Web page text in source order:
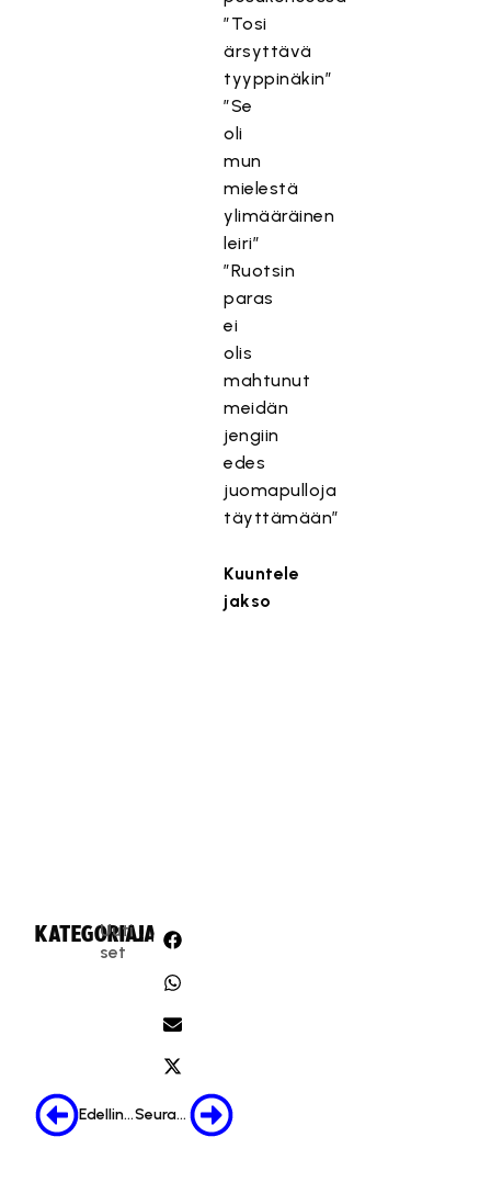
”Tosi
ärsyttävä
tyyppinäkin”
”Se
oli
mun
mielestä
ylimääräinen
leiri”
”Ruotsin
paras
ei
olis
mahtunut
meidän
jengiin
edes
juomapulloja
täyttämään”
Kuuntele
jakso
KATEGORIA:
Uuti
set
JAA:
Edellinen Seuraava